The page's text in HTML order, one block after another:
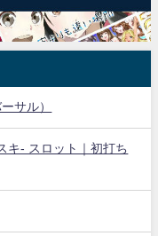
サル）
キ- スロット｜初打ち